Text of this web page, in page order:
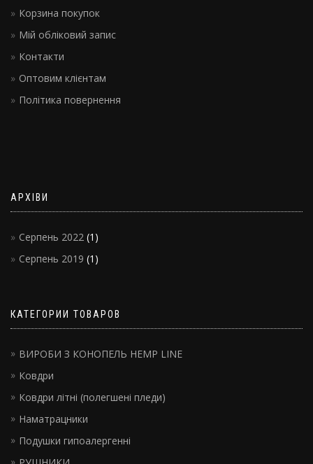
Корзина покупок
Мій обліковий запис
Контакти
Оптовим клієнтам
Політика повернення
АРХІВИ
Серпень 2022 (1)
Серпень 2019 (1)
КАТЕГОРИИ ТОВАРОВ
ВИРОБИ З КОНОПЕЛЬ HEMP LINE
Ковдри
Ковдри літні (полегшені пледи)
Наматрацники
Подушки гипоалергенні